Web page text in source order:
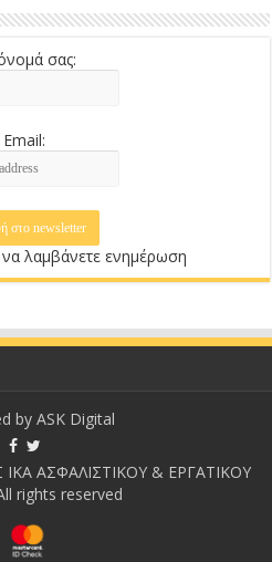
σας:
Email:
λαμβάνετε ενημέρωση
by ASK Digital
ΑΣΦΑΛΙΣΤΙΚΟΥ & ΕΡΓΑΤΙΚΟΥ
rights reserved